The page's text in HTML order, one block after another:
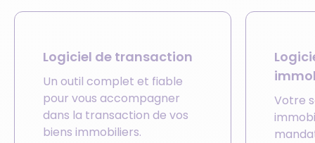
Logiciel de transaction
Un outil complet et fiable
pour vous accompagner
dans la transaction de vos
biens immobiliers.
Votre